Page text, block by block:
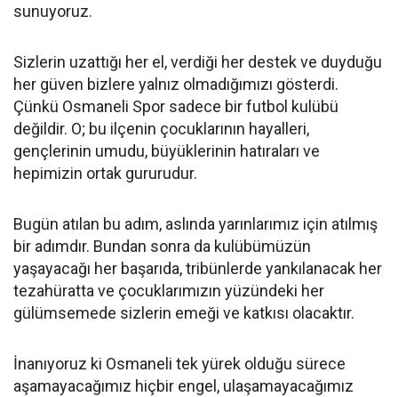
sunuyoruz.
Sizlerin uzattığı her el, verdiği her destek ve duyduğu
her güven bizlere yalnız olmadığımızı gösterdi.
Çünkü Osmaneli Spor sadece bir futbol kulübü
değildir. O; bu ilçenin çocuklarının hayalleri,
gençlerinin umudu, büyüklerinin hatıraları ve
hepimizin ortak gururudur.
Bugün atılan bu adım, aslında yarınlarımız için atılmış
bir adımdır. Bundan sonra da kulübümüzün
yaşayacağı her başarıda, tribünlerde yankılanacak her
tezahüratta ve çocuklarımızın yüzündeki her
gülümsemede sizlerin emeği ve katkısı olacaktır.
İnanıyoruz ki Osmaneli tek yürek olduğu sürece
aşamayacağımız hiçbir engel, ulaşamayacağımız